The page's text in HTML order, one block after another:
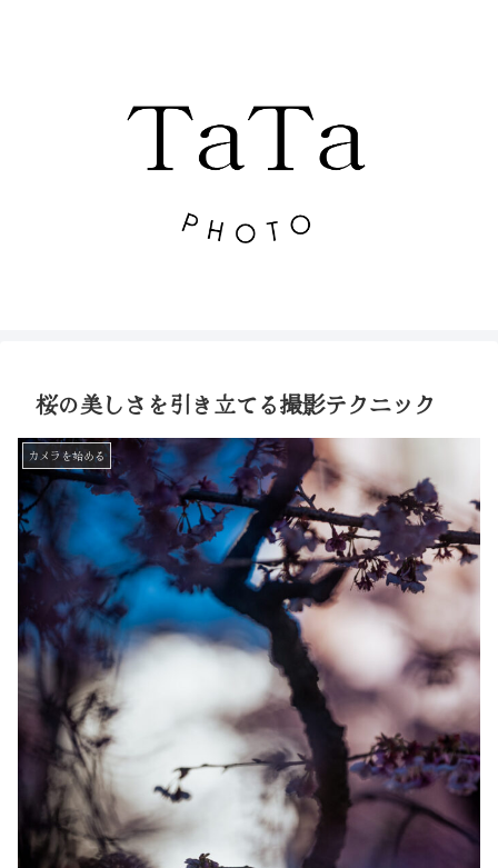
桜の美しさを引き立てる撮影テクニック
カメラを始める